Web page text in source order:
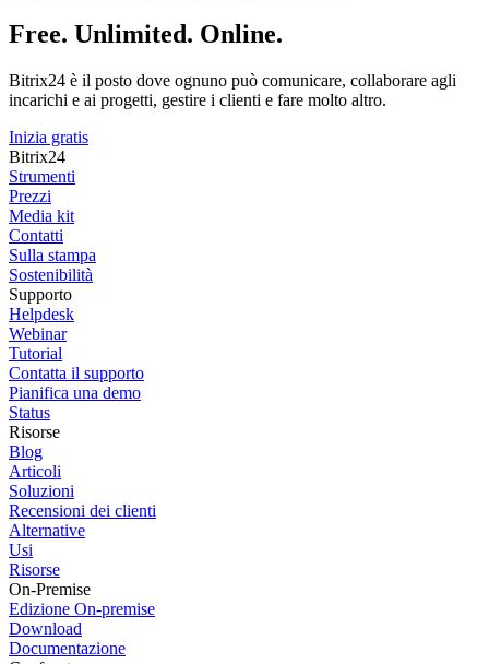
Free. Unlimited. Online.
Bitrix24 è il posto dove ognuno può comunicare, collaborare agli
incarichi e ai progetti, gestire i clienti e fare molto altro.
Inizia gratis
Bitrix24
Strumenti
Prezzi
Media kit
Contatti
Sulla stampa
Sostenibilità
Supporto
Helpdesk
Webinar
Tutorial
Contatta il supporto
Pianifica una demo
Status
Risorse
Blog
Articoli
Soluzioni
Recensioni dei clienti
Alternative
Usi
Risorse
On-Premise
Edizione On-premise
Download
Documentazione